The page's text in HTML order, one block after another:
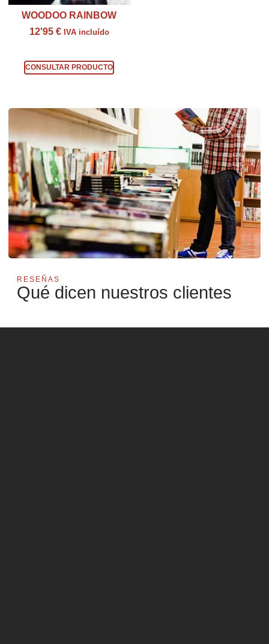
WOODOO RAINBOW
12'95 € IVA incluído
CONSULTAR PRODUCTO
RESEÑAS
Qué dicen nuestros clientes